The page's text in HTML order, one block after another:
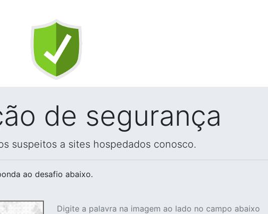
de segurança
suspeitos a sites hospedados conosco.
ao desafio abaixo.
Digite a palavra na imagem ao lado no campo abaixo